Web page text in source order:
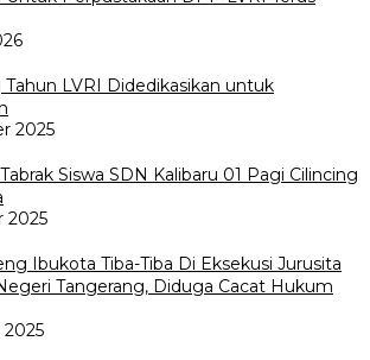
Tahun LVRI Didedikasikan untuk
2025
Siswa SDN Kalibaru 01 Pagi Cilincing
2025
Ibukota Tiba-Tiba Di Eksekusi Jurusita
Tangerang, Diduga Cacat Hukum